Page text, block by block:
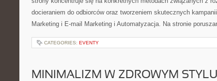
docieraniem do odbiorców oraz tworzeniem skutecznych
Marketing i E-mail Marketing i Automatyzacja. Na stronie
CATEGORIES: EVENTY
MINIMALIZM W ZDROWYM